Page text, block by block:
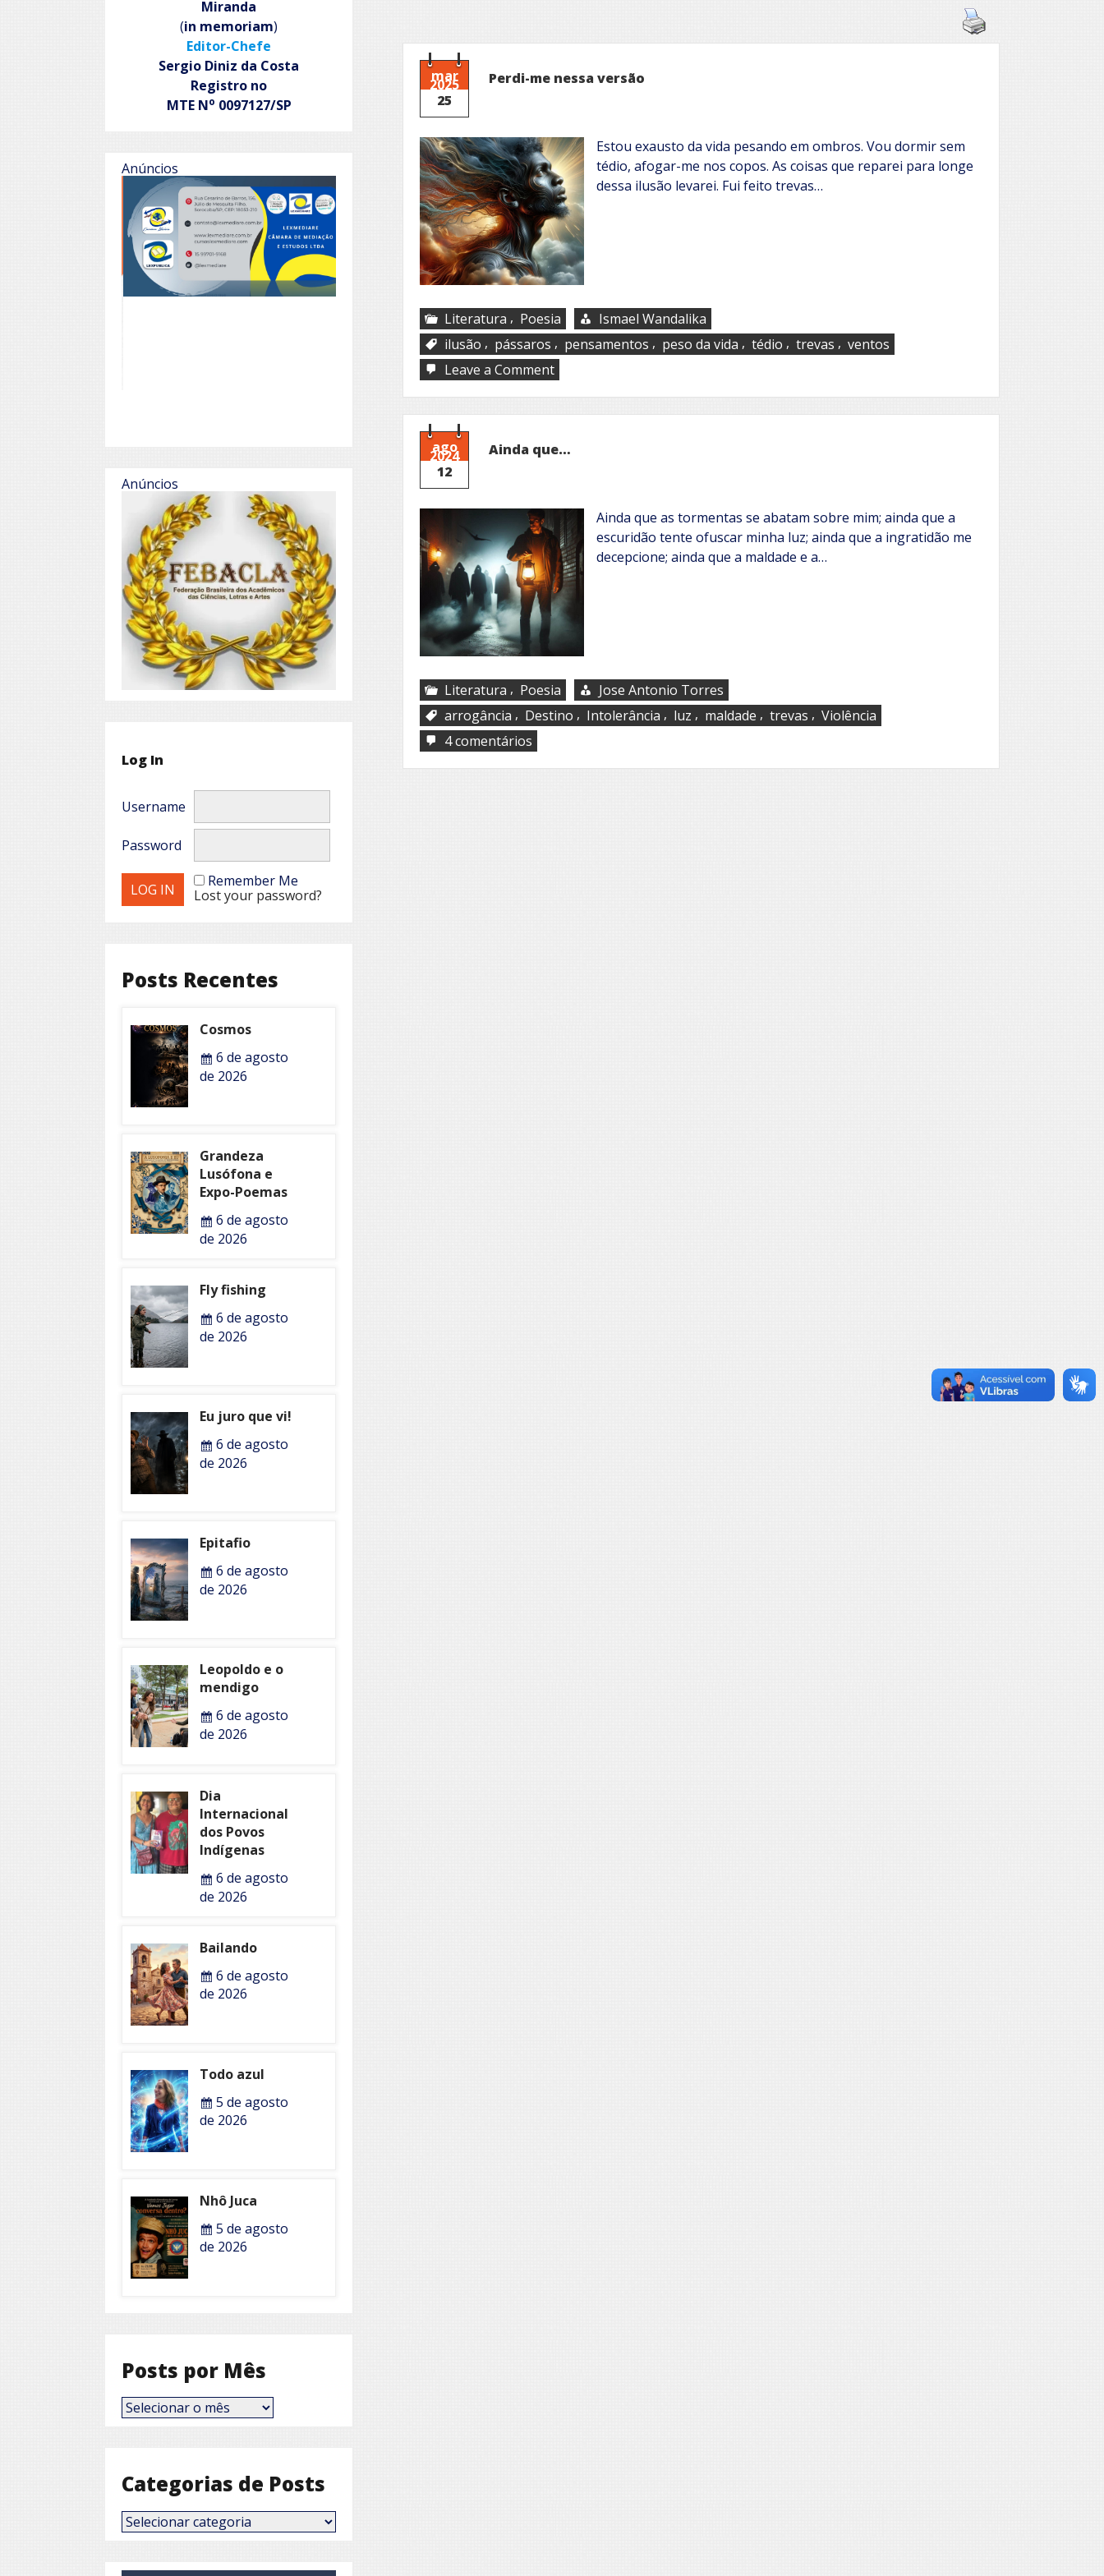
mar
2025
25
Perdi-me nessa versão
Estou exausto da vida pesando em ombros. Vou dormir sem
tédio, afogar-me nos copos. As coisas que reparei para longe
dessa ilusão levarei. Fui feito trevas…
Literatura , Poesia
Ismael Wandalika
ilusão , pássaros , pensamentos , peso da vida , tédio , trevas , ventos
Leave a Commenton
Perdi-
me
nessa
ago
2024
12
Ainda que…
Ainda que as tormentas se abatam sobre mim; ainda que a
escuridão tente ofuscar minha luz; ainda que a ingratidão me
decepcione; ainda que a maldade e a…
Literatura , Poesia
Jose Antonio Torres
arrogância , Destino , Intolerância , luz , maldade , trevas , Violência
4 comentários
Ainda
que…
Miranda
(in memoriam)
Editor-Chefe
Sergio Diniz da Costa
Registro no
MTE No 0097127/SP
Anúncios
Anúncios
Log In
Username
Password
Remember Me
Lost your password?
Posts Recentes
Cosmos
6 de agosto
de 2026
Grandeza
Lusófona e
Expo-Poemas
6 de agosto
de 2026
Fly fishing
6 de agosto
de 2026
Eu juro que vi!
6 de agosto
de 2026
Epitafio
6 de agosto
de 2026
Leopoldo e o
mendigo
6 de agosto
de 2026
Dia
Internacional
dos Povos
Indígenas
6 de agosto
de 2026
Bailando
6 de agosto
de 2026
Todo azul
5 de agosto
de 2026
Nhô Juca
5 de agosto
de 2026
Posts por Mês
Posts
por
Categorias de Posts
Categorias
de